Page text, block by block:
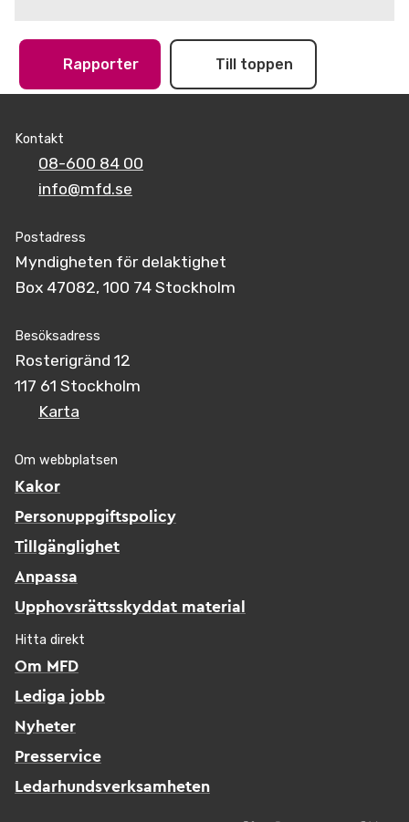
Rapporter Till toppen
Kontakt
08-600 84 00
info@mfd.se
Postadress
Myndigheten för delaktighet
Box 47082, 100 74 Stockholm
Besöksadress
Rosterigränd 12
117 61 Stockholm
Karta
Om webbplatsen
Kakor
Personuppgiftspolicy
Tillgänglighet
Anpassa
Upphovsrättsskyddat material
Hitta direkt
Om MFD
Lediga jobb
Nyheter
Presservice
Ledarhundsverksamheten